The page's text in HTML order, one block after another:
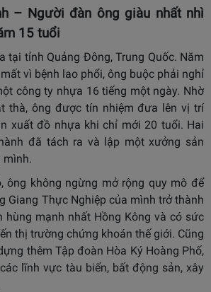
– Người đàn ông giàu nhất nhì
15 tuổi
tại tỉnh Quảng Đông, Trung Quốc. Năm
vì bệnh lao phổi, ông buộc phải nghỉ
công ty nhựa 16 tiếng một ngày. Nhờ
thà, ông được tín nhiệm đưa lên vị trí
xuất đồ nhựa khi chỉ mới 20 tuổi. Hai
đã tách ra và lập một xưởng sản
mình.
ông không ngừng mở rộng quy mô để
Giang Thực Nghiệp của mình trở thành
hùng mạnh nhất Hồng Kông và có sức
thị trường chứng khoán thế giới. Cũng
thêm Tập đoàn Hòa Ký Hoàng Phố,
lĩnh vực tàu biển, bất động sản, xây